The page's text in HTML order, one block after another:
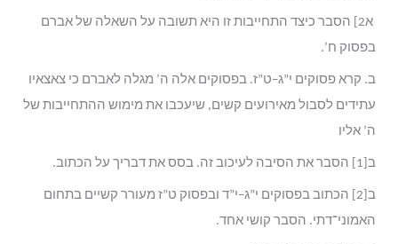
א2] הסבר כיצד התחייבות זו היא תשובה על השאלה של אברם
בפסוק ח’.
ב. קרא פסוקים י”ג–ט”ז. בפסוקים אלה ה’ מגלה לאברם כי צאצאיו
עתידים לסבול מאירועים קשים, שיעכבו את מימוש ההתחייבות של
ה’ אליו
ב[1] הסבר את הסיבה לעיכוב זה. בסס את דבריך על הכתוב.
ב[2] הכתוב בפסוקים י”ג–י”ד ובפסוק ט”ז מעורר קשיים בתחום
האמוני־דתי. הסבר קושי אחד.